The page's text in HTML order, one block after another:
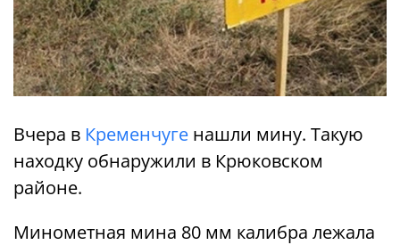
Вчера в Кременчуге нашли мину. Такую
находку обнаружили в Крюковском
районе.
Минометная мина 80 мм калибра лежала